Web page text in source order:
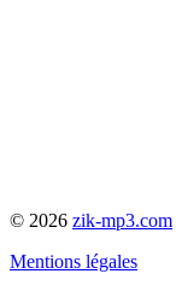
© 2026 zik-mp3.com
Mentions légales